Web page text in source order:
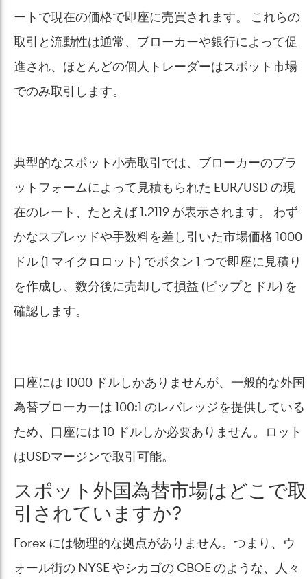
ートで現在の価格で即座に売買されます。 これらの
取引と流動性は通常、ブローカーや銀行によって促
進され、ほとんどの個人トレーダーはスポット市場
でのみ取引します。
典型的なスポット小売取引では、ブローカーのプラ
ットフォームによって見積もられた EUR/USD の現
在のレート、たとえば 1.2119 が表示されます。 わず
かなスプレッドや手数料を差し引いた市場価格 1000
ドル (1 マイクロロット) でボタン 1 つで即座に見積り
を作成し、数分後に売却して損益 (ピップとドル) を
確認します。
口座には 1000 ドルしかありませんが、一般的な外国
為替ブローカーは 100:1 のレバレッジを提供している
ため、口座には 10 ドルしか必要ありません。ロット
はUSDマージンで取引可能。
スポット外国為替市場はどこで取
引されていますか?
Forex には物理的な拠点がありません。つまり、ウ
ォール街の NYSE やシカゴの CBOE のような、人々